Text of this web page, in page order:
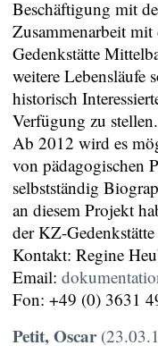
Beschäftigung mit
Zusammenarbeit
Gedenkstätte
weitere Lebensläufe
historisch
Verfügung zu stellen.
Ab 2012 wird es
von pädagogischen
selbstständig
an diesem Projekt
der KZ-
Kontakt: Regine
Email:
Fon: +49 (0) 3631
Petit, Oscar